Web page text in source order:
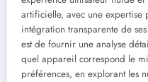
artificielle, avec une
intégration transparente de
est de fournir une analyse
quel appareil correspond le
préférences, en explorant les